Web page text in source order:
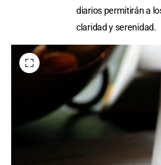
diarios permitirán a
claridad y serenidad.